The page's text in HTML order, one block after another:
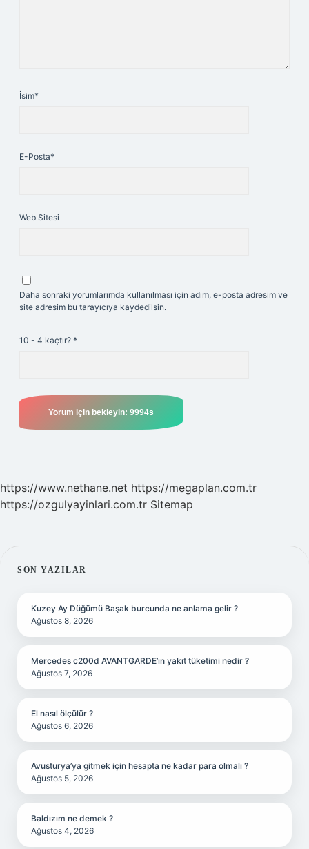
İsim*
E-Posta*
Web Sitesi
Daha sonraki yorumlarımda kullanılması için adım, e-posta adresim ve
site adresim bu tarayıcıya kaydedilsin.
10 - 4 kaçtır? *
https://www.nethane.net https://megaplan.com.tr
https://ozgulyayinlari.com.tr Sitemap
SIDEBAR
SON YAZILAR
Kuzey Ay Düğümü Başak burcunda ne anlama gelir ?
Ağustos 8, 2026
Mercedes c200d AVANTGARDE’ın yakıt tüketimi nedir ?
Ağustos 7, 2026
El nasıl ölçülür ?
Ağustos 6, 2026
Avusturya’ya gitmek için hesapta ne kadar para olmalı ?
Ağustos 5, 2026
Baldızım ne demek ?
Ağustos 4, 2026